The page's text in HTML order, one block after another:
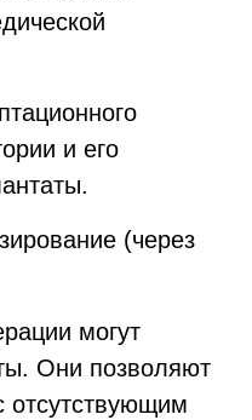
и его
(через
могут
Они позволяют
отсутствующим